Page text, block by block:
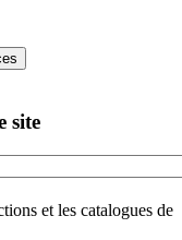
site
et les catalogues de